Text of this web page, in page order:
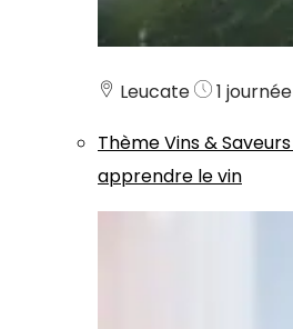
Leucate
1 journée
ThèmeVins & Saveurs
apprendre le vin